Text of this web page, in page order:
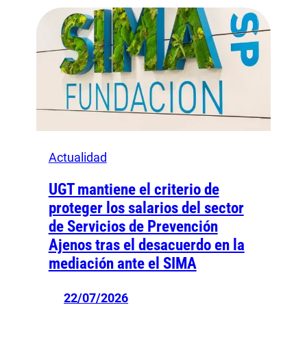
Actualidad
UGT mantiene el criterio de
proteger los salarios del sector
de Servicios de Prevención
Ajenos tras el desacuerdo en la
mediación ante el SIMA
22/07/2026